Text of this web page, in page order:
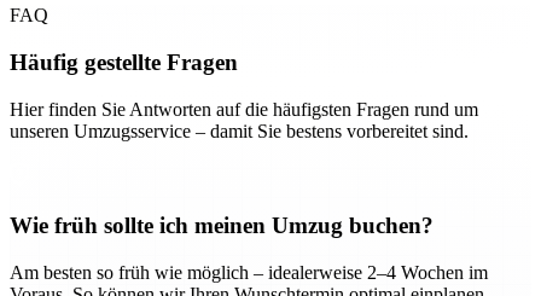
FAQ
Häufig gestellte Fragen
Hier finden Sie Antworten auf die häufigsten Fragen rund um
unseren Umzugsservice – damit Sie bestens vorbereitet sind.
Wie früh sollte ich meinen Umzug buchen?
Am besten so früh wie möglich – idealerweise 2–4 Wochen im